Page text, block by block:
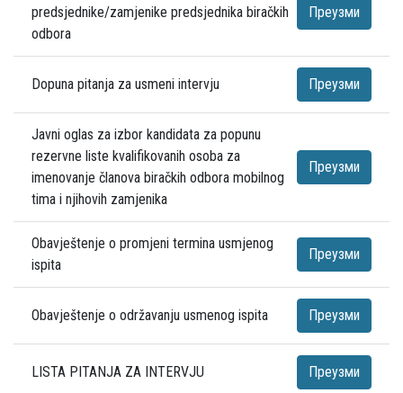
predsjednike/zamjenike predsjednika biračkih
odbora
Преузми
Dopuna pitanja za usmeni intervju Преузми
Javni oglas za izbor kandidata za popunu
rezervne liste kvalifikovanih osoba za
imenovanje članova biračkih odbora mobilnog
tima i njihovih zamjenika
Преузми
Obavještenje o promjeni termina usmjenog
ispita
Преузми
Obavještenje o održavanju usmenog ispita Преузми
LISTA PITANJA ZA INTERVJU Преузми